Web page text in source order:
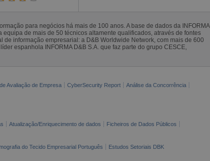
para negócios há mais de 100 anos. A base de dados da INFORMA
de mais de 50 técnicos altamente qualificados, através de fontes
informação empresarial: a D&B Worldwide Network, com mais de 600
espanhola INFORMA D&B S.A. que faz parte do grupo CESCE,
Avaliação de Empresa CyberSecurity Report
Análise da Concorrência
Atualização/Enriquecimento de dados
Ficheiros de Dados Públicos
do Tecido Empresarial Português Estudos Setoriais DBK